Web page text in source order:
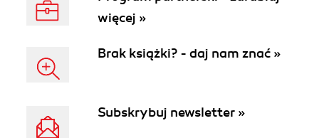
więcej »
Brak książki? - daj nam znać »
Subskrybuj newsletter »